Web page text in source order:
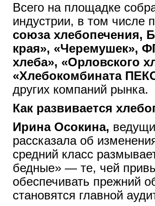
Всего на площадке
индустрии, в том числе
союза хлебопечения,
края», «Черемушек»,
хлеба», «Орловского
«Хлебокомбината
других компаний рынка.
Как развивается
Ирина Осокина,
рассказала об
средний класс
бедные» — те, чей
обеспечивать прежний
становятся главной